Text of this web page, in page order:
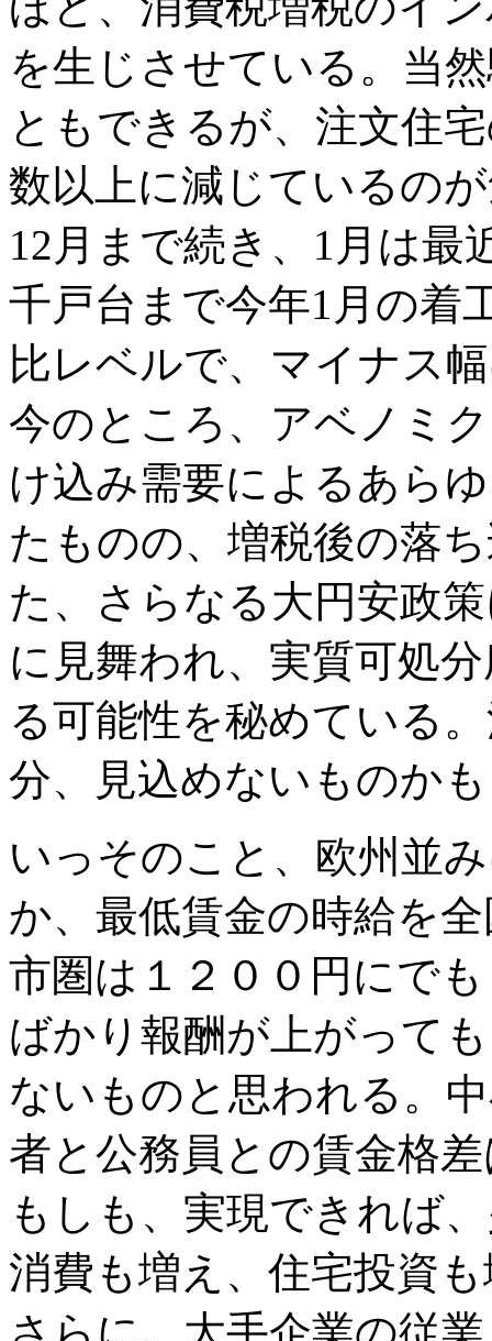
を生じさせている。当
ともできるが、注文住
数以上に減じているの
12月まで続き、1月は最
千戸台まで今年1月の着
比レベルで、マイナス
今のところ、アベノミ
け込み需要によるあら
たものの、増税後の落
た、さらなる大円安政
に見舞われ、実質可処
る可能性を秘めている
分、見込めないものか
いっそのこと、欧州並
か、最低賃金の時給を
市圏は１２００円にで
ばかり報酬が上がって
ないものと思われる。
者と公務員との賃金格
もしも、実現できれば
消費も増え、住宅投資